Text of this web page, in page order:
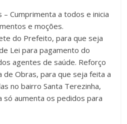
– Cumprimenta a todos e inicia
e moções.
do Prefeito, para que seja
Lei para pagamento do
agentes de saúde. Reforço
de Obras, para que seja feita a
no bairro Santa Terezinha,
só aumenta os pedidos para